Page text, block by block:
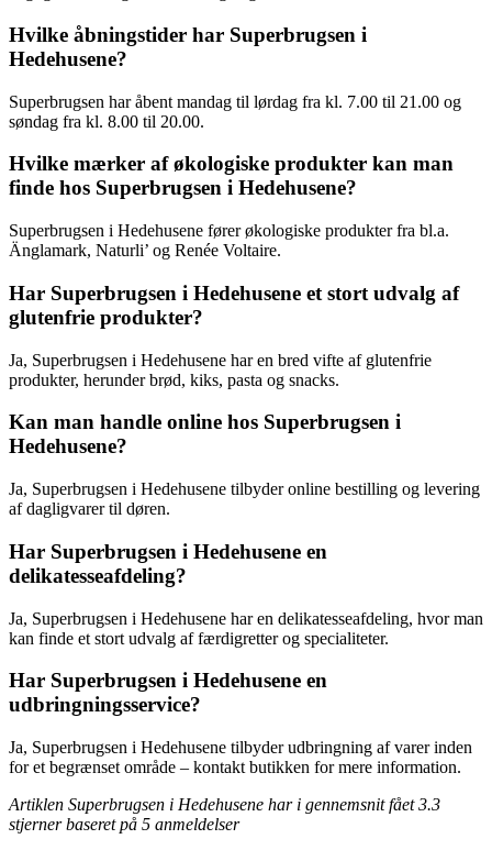
Hvilke åbningstider har Superbrugsen i
Hedehusene?
Superbrugsen har åbent mandag til lørdag fra kl. 7.00 til 21.00 og
søndag fra kl. 8.00 til 20.00.
Hvilke mærker af økologiske produkter kan man
finde hos Superbrugsen i Hedehusene?
Superbrugsen i Hedehusene fører økologiske produkter fra bl.a.
Änglamark, Naturli’ og Renée Voltaire.
Har Superbrugsen i Hedehusene et stort udvalg af
glutenfrie produkter?
Ja, Superbrugsen i Hedehusene har en bred vifte af glutenfrie
produkter, herunder brød, kiks, pasta og snacks.
Kan man handle online hos Superbrugsen i
Hedehusene?
Ja, Superbrugsen i Hedehusene tilbyder online bestilling og levering
af dagligvarer til døren.
Har Superbrugsen i Hedehusene en
delikatesseafdeling?
Ja, Superbrugsen i Hedehusene har en delikatesseafdeling, hvor man
kan finde et stort udvalg af færdigretter og specialiteter.
Har Superbrugsen i Hedehusene en
udbringningsservice?
Ja, Superbrugsen i Hedehusene tilbyder udbringning af varer inden
for et begrænset område – kontakt butikken for mere information.
Artiklen Superbrugsen i Hedehusene har i gennemsnit fået3.3
stjerner baseret på 5 anmeldelser